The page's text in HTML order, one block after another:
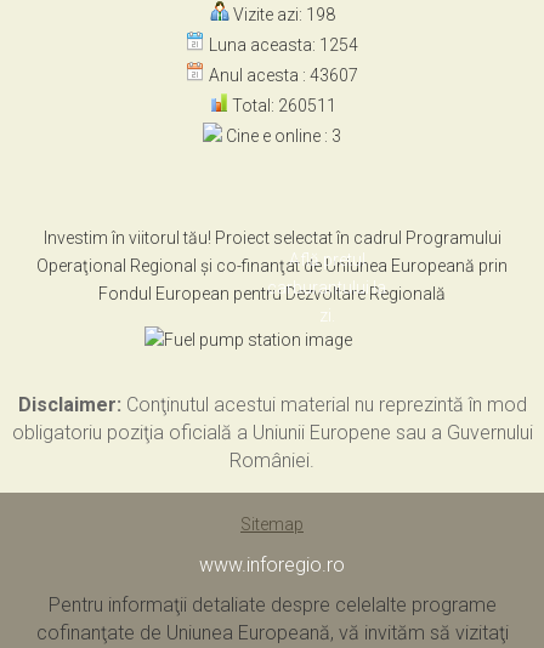
Vizite azi: 198
Luna aceasta: 1254
Anul acesta : 43607
Total: 260511
Cine e online : 3
Investim în viitorul tău! Proiect selectat în cadrul Programului
Operaţional Regional şi co-finanţat de Uniunea Europeană prin
Fondul European pentru Dezvoltare Regională
Află pretul
carburantului la
zi.
Disclaimer: Conţinutul acestui material nu reprezintă în mod
obligatoriu poziţia oficială a Uniunii Europene sau a Guvernului
României.
Sitemap
www.inforegio.ro
Pentru informaţii detaliate despre celelalte programe
cofinanţate de Uniunea Europeană, vă invităm să vizitaţi